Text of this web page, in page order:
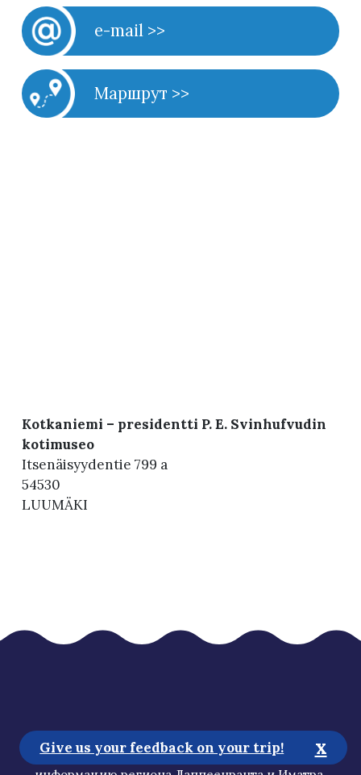
e-mail >>
Маршрут >>
Kotkaniemi – presidentti P. E. Svinhufvudin
kotimuseo
Itsenäisyydentie 799 a
54530
LUUMÄKI
goSaimaa объединяет в себе самую важную
туристическую
Give us your feedback on your trip! x